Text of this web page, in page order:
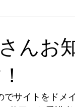
ド・コン
ング・フットウエア
んお
サイトをドメ